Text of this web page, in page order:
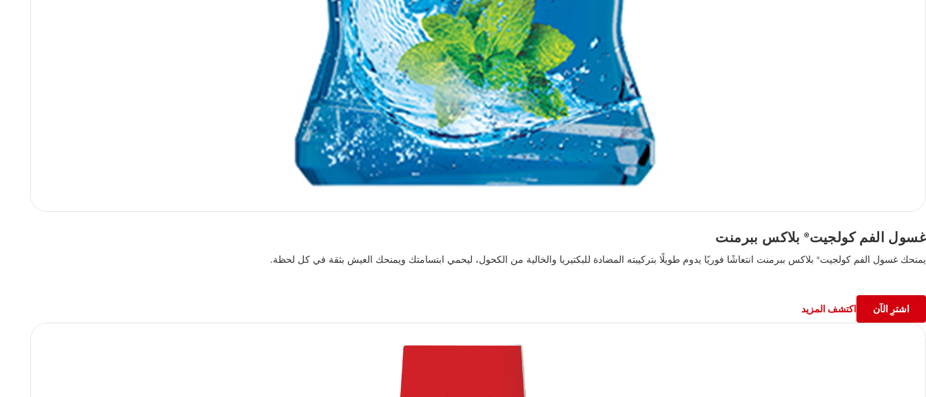
غسول الفم كولجيت®بلاكس ببرمنت
يمنحك غسول الفم كولجيت® بلاكس ببرمنت انتعاشًا فوريًا يدوم طويلًا بتركيبته المضادة للبكتيريا والخالية من الكحول، ليحمي ابتسامتك ويمنحك العيش بثقة في كل لحظة.
اشترِ الآن اكتشف المزيد